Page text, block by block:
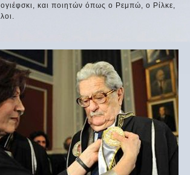
και ποιητών όπως ο Ρεμπώ, ο Ρίλκε,